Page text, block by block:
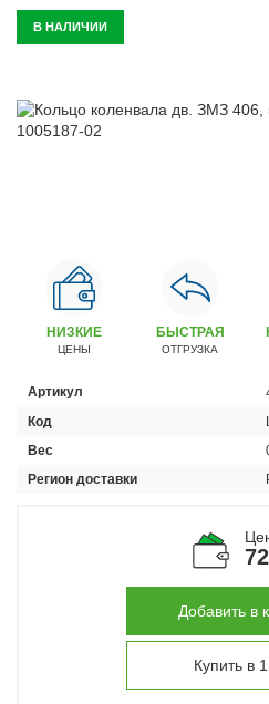
Гарантии
Автомобили
Запчасти
+7 (4162) 22-95-79
Сервисный центр
+7 (4162) 22–95–69
График работы: ПН-ПТ с 8.30 до
График работы сервис: ПН-СБ с
В НАЛИЧИИ
НИЗКИЕ
ЦЕНЫ
БЫСТРАЯ
ОТГРУЗКА
Артикул
Код
Вес
Регион доставки
72
Добавить в
Купить в